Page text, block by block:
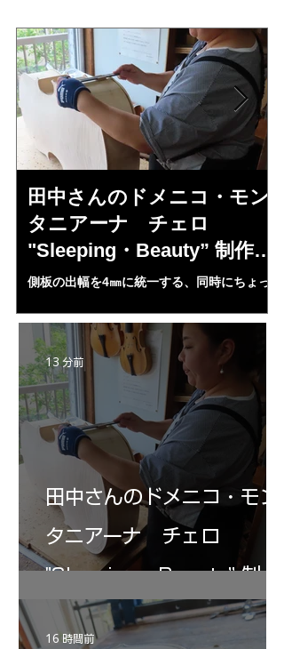
田中さんのドメニコ・モン
タニアーナ チェロ
"Sleeping・Beauty” 制作記
31
側板の出幅を4㎜に統一する、同時にちょっ
後々の上下板の固定のため２mmのピンホー
ルを開ける。いよいよBeautyのホワイト完
成に近付く。田中さん、正確な厚み出しのた
めDavid・Sora氏の厚み出し機を自作すると
いう。
田中さんのドメニコ・モン
タニアーナ チェロ
"Sleeping・Beauty” 制作
記 31
13 分前
16 時間前